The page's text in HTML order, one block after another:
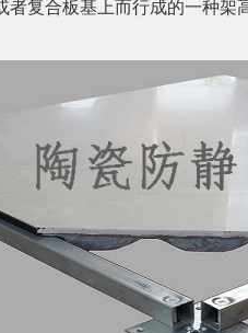
者复合板基上而行成的一种